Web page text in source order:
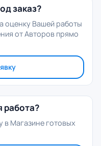
заказ?
оценку Вашей работы
от Авторов прямо
Магазине готовых